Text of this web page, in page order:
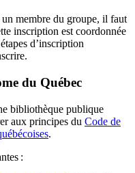
membre du groupe, il faut
inscription est coordonnée
d’inscription
du Québec
bibliothèque publique
aux principes du Code de
.
: